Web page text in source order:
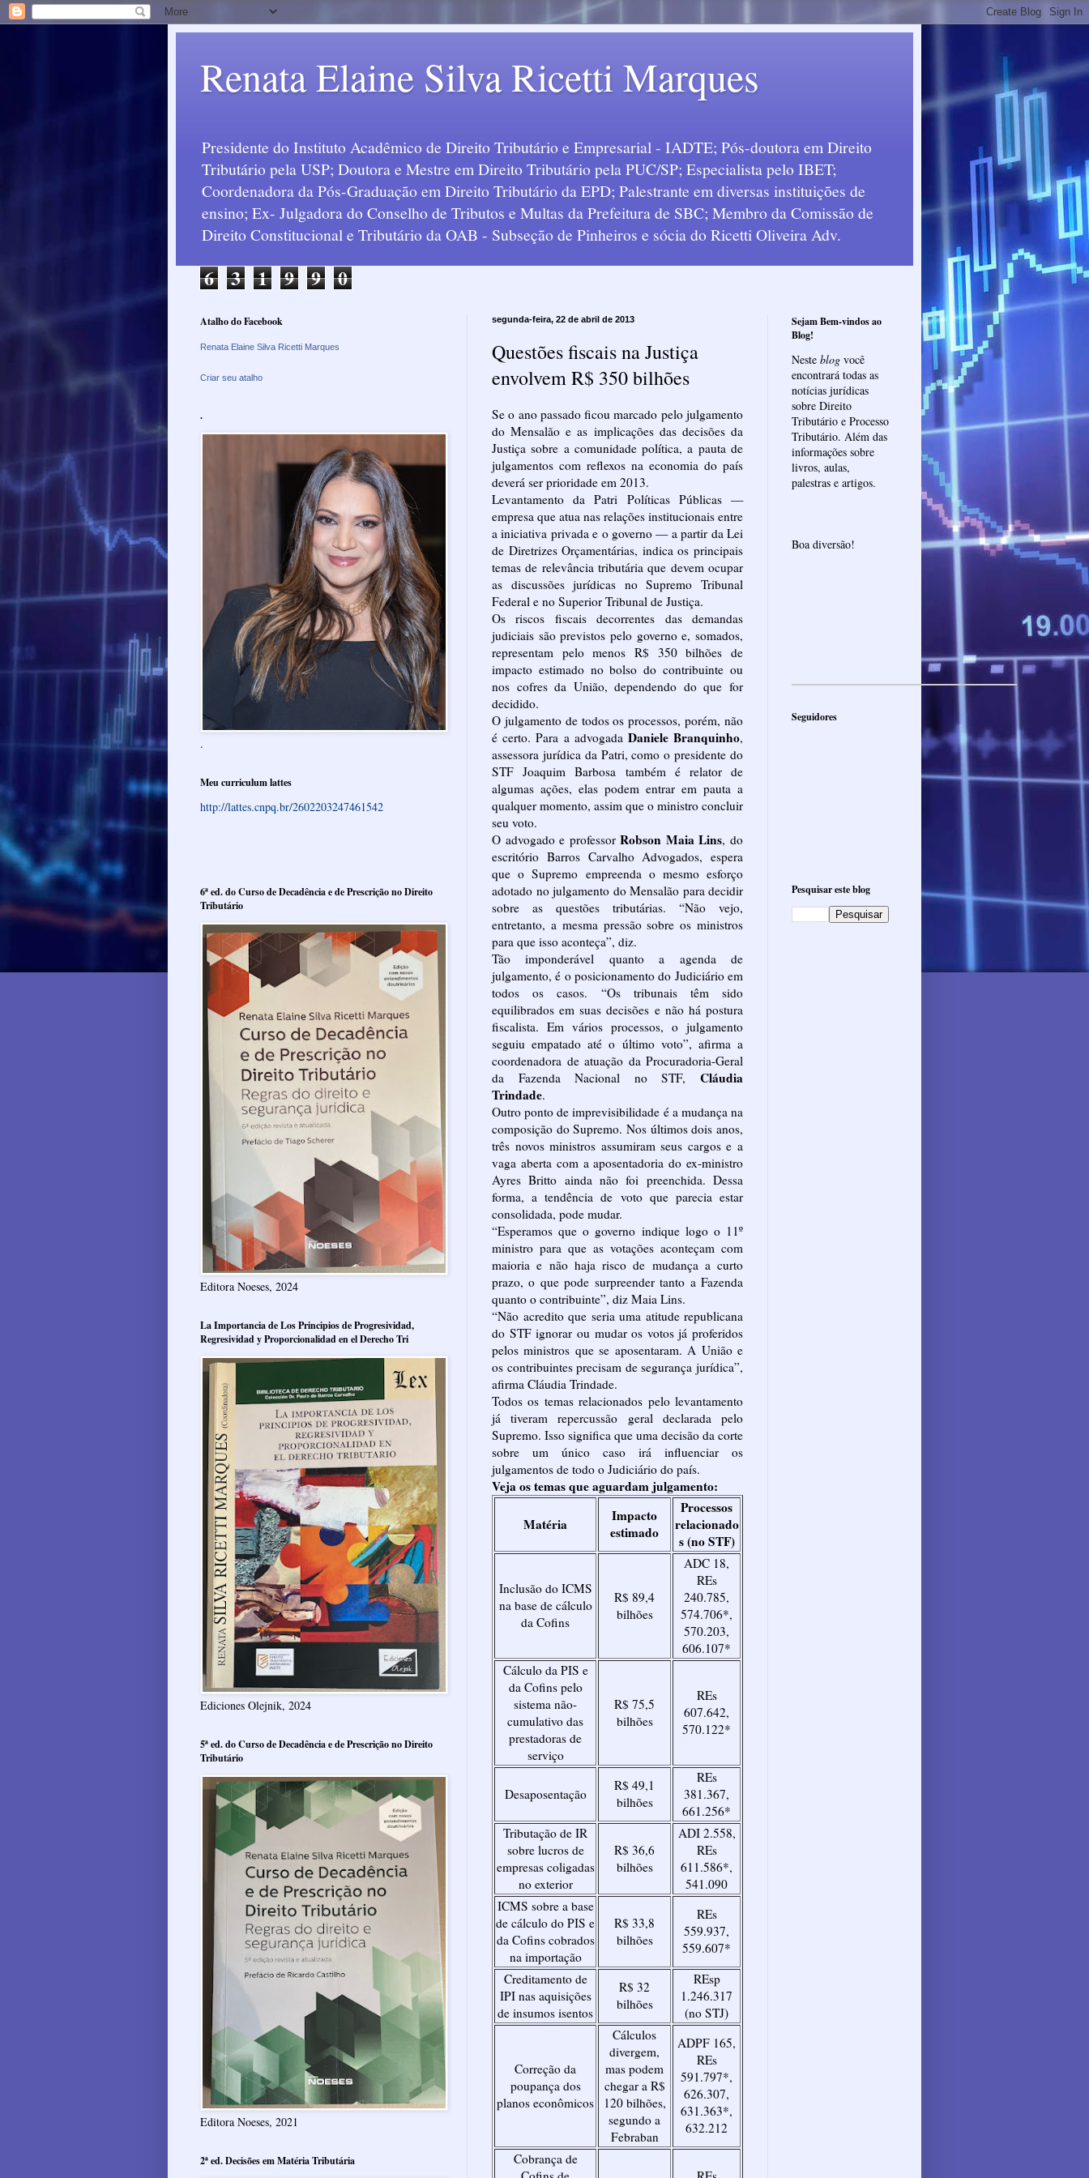
Renata Elaine Silva Ricetti Marques
Presidente do Instituto Acadêmico de Direito Tributário e Empresarial - IADTE; Pós-doutora em Direito
Tributário pela USP; Doutora e Mestre em Direito Tributário pela PUC/SP; Especialista pelo IBET;
Coordenadora da Pós-Graduação em Direito Tributário da EPD; Palestrante em diversas instituições de
ensino; Ex- Julgadora do Conselho de Tributos e Multas da Prefeitura de SBC; Membro da Comissão de
Direito Constitucional e Tributário da OAB - Subseção de Pinheiros e sócia do Ricetti Oliveira Adv.
6 3 1 9 9 0
segunda-feira, 22 de abril de 2013
Questões fiscais na Justiça
envolvem R$ 350 bilhões
Se o ano passado ficou marcado pelo julgamento
do Mensalão e as implicações das decisões da
Justiça sobre a comunidade política, a pauta de
julgamentos com reflexos na economia do país
deverá ser prioridade em 2013.
Levantamento da Patri Políticas Públicas —
empresa que atua nas relações institucionais entre
a iniciativa privada e o governo — a partir da Lei
de Diretrizes Orçamentárias, indica os principais
temas de relevância tributária que devem ocupar
as discussões jurídicas no Supremo Tribunal
Federal e no Superior Tribunal de Justiça.
Os riscos fiscais decorrentes das demandas
judiciais são previstos pelo governo e, somados,
representam pelo menos R$ 350 bilhões de
impacto estimado no bolso do contribuinte ou
nos cofres da União, dependendo do que for
decidido.
O julgamento de todos os processos, porém, não
é certo. Para a advogada Daniele Branquinho,
assessora jurídica da Patri, como o presidente do
STF Joaquim Barbosa também é relator de
algumas ações, elas podem entrar em pauta a
qualquer momento, assim que o ministro concluir
seu voto.
O advogado e professorRobson Maia Lins, do
escritório Barros Carvalho Advogados, espera
que o Supremo empreenda o mesmo esforço
adotado no julgamento do Mensalão para decidir
sobre as questões tributárias. “Não vejo,
entretanto, a mesma pressão sobre os ministros
para que isso aconteça”, diz.
Tão imponderável quanto a agenda de
julgamento, é o posicionamento do Judiciário em
todos os casos. “Os tribunais têm sido
equilibrados em suas decisões e não há postura
fiscalista. Em vários processos, o julgamento
seguiu empatado até o último voto”, afirma a
coordenadora de atuação da Procuradoria-Geral
da Fazenda Nacional no STF, Cláudia
Trindade.
Outro ponto de imprevisibilidade é a mudança na
composição do Supremo. Nos últimos dois anos,
três novos ministros assumiram seus cargos e a
vaga aberta com a aposentadoria do ex-ministro
Ayres Britto ainda não foi preenchida. Dessa
forma, a tendência de voto que parecia estar
consolidada, pode mudar.
“Esperamos que o governo indique logo o 11º
ministro para que as votações aconteçam com
maioria e não haja risco de mudança a curto
prazo, o que pode surpreender tanto a Fazenda
quanto o contribuinte”, diz Maia Lins.
“Não acredito que seria uma atitude republicana
do STF ignorar ou mudar os votos já proferidos
pelos ministros que se aposentaram. A União e
os contribuintes precisam de segurança jurídica”,
afirma Cláudia Trindade.
Todos os temas relacionados pelo levantamento
já tiveram repercussão geral declarada pelo
Supremo. Isso significa que uma decisão da corte
sobre um único caso irá influenciar os
julgamentos de todo o Judiciário do país.
Veja os temas que aguardam julgamento:
Matéria
Impacto
estimado
Processos
relacionado
s (no STF)
Inclusão do ICMS
na base de cálculo
da Cofins
R$ 89,4
bilhões
ADC 18,
REs
240.785,
574.706*,
570.203,
606.107*
Cálculo da PIS e
da Cofins pelo
sistema não-
cumulativo das
prestadoras de
serviço
R$ 75,5
bilhões
REs
607.642,
570.122*
Desaposentação
R$ 49,1
bilhões
REs
381.367,
661.256*
Tributação de IR
sobre lucros de
empresas coligadas
no exterior
R$ 36,6
bilhões
ADI 2.558,
REs
611.586*,
541.090
ICMS sobre a base
de cálculo do PIS e
da Cofins cobrados
na importação
R$ 33,8
bilhões
REs
559.937,
559.607*
Creditamento de
IPI nas aquisições
de insumos isentos
R$ 32
bilhões
REsp
1.246.317
(no STJ)
Correção da
poupança dos
planos econômicos
Cálculos
divergem,
mas podem
chegar a R$
120 bilhões,
segundo a
Febraban
ADPF 165,
REs
591.797*,
626.307,
631.363*,
632.212
Cobrança de
Atalho do Facebook
Renata Elaine Silva Ricetti Marques
Criar seu atalho
.
.
Meu curriculum lattes
http://lattes.cnpq.br/2602203247461542
6ª ed. do Curso de Decadência e de Prescrição no Direito
Tributário
Editora Noeses, 2024
La Importancia de Los Principios de Progresividad,
Regresividad y Proporcionalidad en el Derecho Tri
Ediciones Olejnik, 2024
5ª ed. do Curso de Decadência e de Prescrição no Direito
Tributário
Editora Noeses, 2021
2ª ed. Decisões em Matéria Tributária
Sejam Bem-vindos ao
Blog!
Neste blog você
encontrará todas as
notícias jurídicas
sobre Direito
Tributário e Processo
Tributário. Além das
informações sobre
livros, aulas,
palestras e artigos.
Boa diversão!
Seguidores
Pesquisar este blog